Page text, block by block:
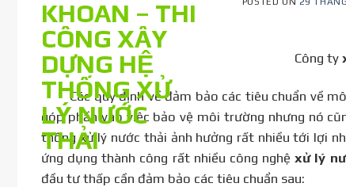
Công ty
Các quy định về đảm bảo các tiêu chuẩn về
góp phần vào việc bảo vệ môi trường nhưng nó
thống xử lý nước thải ảnh hưởng rất nhiều tới lợi
ứng dụng thành công rất nhiều công nghệxử lý
đầu tư thấp cần đảm bảo các tiêu chuẩn sau: